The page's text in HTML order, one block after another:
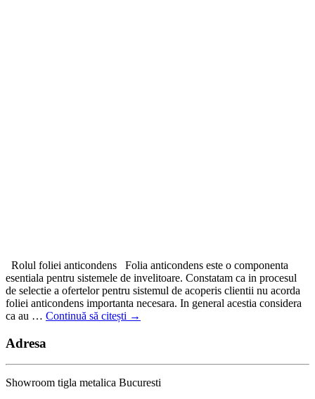
Rolul foliei anticondens Folia anticondens este o componenta
esentiala pentru sistemele de invelitoare. Constatam ca in procesul
de selectie a ofertelor pentru sistemul de acoperis clientii nu acorda
foliei anticondens importanta necesara. In general acestia considera
ca au … Continuă să citești →
Adresa
Showroom tigla metalica Bucuresti